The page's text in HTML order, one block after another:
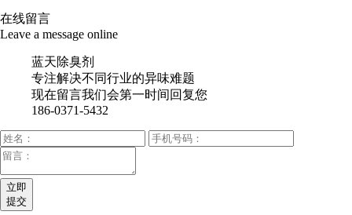
在线留言
Leave a message online
蓝天除臭剂
专注解决不同行业的异味难题
现在留言我们会第一时间回复您
186-0371-5432
立即
提交